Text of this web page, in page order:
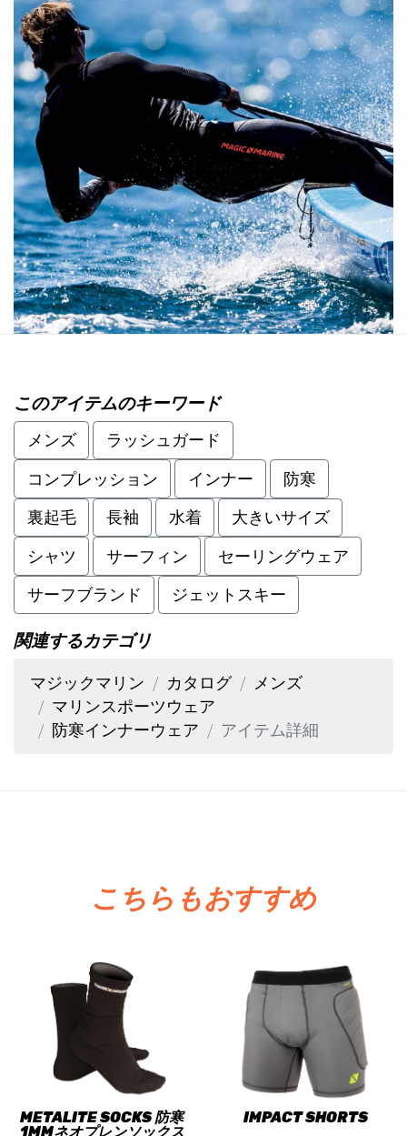
このアイテムのキーワード
メンズ
ラッシュガード
コンプレッション
インナー
防寒
裏起毛
長袖 水着
大きいサイズ
シャツ
サーフィン
セーリングウェア
サーフブランド
ジェットスキー
関連するカテゴリ
マジックマリン
カタログ
メンズ
マリンスポーツウェア
防寒インナーウェア
アイテム詳細
こちらもおすすめ
METALITE SOCKS 防寒
1MMネオプレンソックス
IMPACT SHORTS